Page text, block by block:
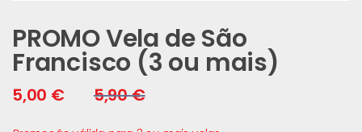
PROMO Vela de São
Francisco (3 ou mais)
5,90€
5,00 €